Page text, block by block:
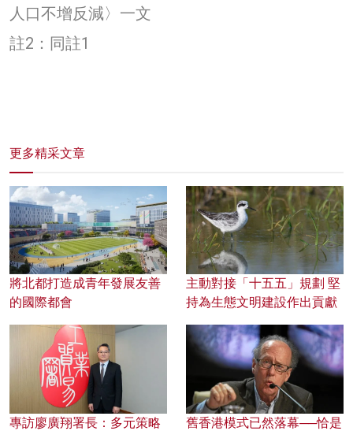
人口不增反減〉 一文
註2：同註1
更多精采文章
將北都打造成青年發展友善
的國際都會
主動對接「十五五」規劃 堅
持為生態文明建設作出貢獻
專訪廖廣翔署長：多元策略
舊香港模式已然落幕──恰是